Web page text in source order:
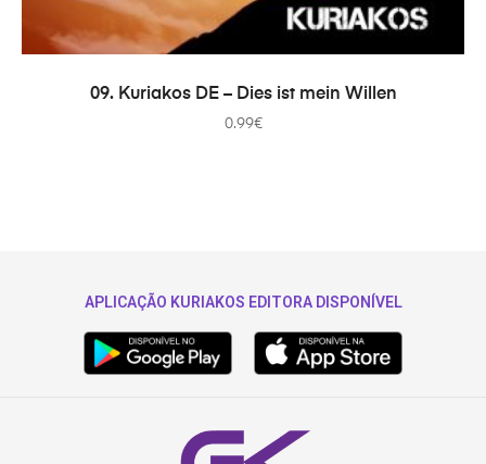
ADICIONAR
09. Kuriakos DE – Dies ist mein Willen
0.99€
APLICAÇÃO KURIAKOS EDITORA DISPONÍVEL